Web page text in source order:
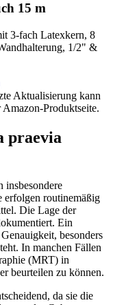
15 m
3-fach Latexkern, 8
1/2" &
Aktualisierung kann
Produktseite.
praevia
insbesondere
erfolgen routinemäßig
Die Lage der
Ein
besonders
In manchen Fällen
(MRT) in
beurteilen zu können.
da sie die